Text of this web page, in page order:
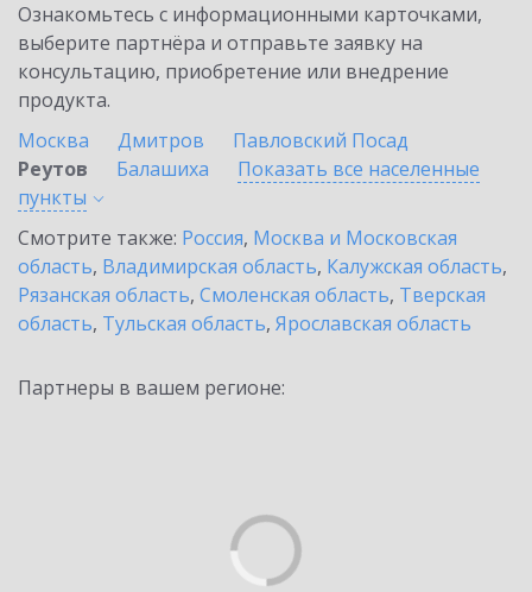
Ознакомьтесь с информационными карточками,
выберите партнёра и отправьте заявку на
консультацию, приобретение или внедрение
продукта.
Москва
Дмитров
Павловский Посад
Реутов
Балашиха
Показать все населенные
пункты
Смотрите также: Россия, Москва и Московская
область, Владимирская область, Калужская область,
Рязанская область, Смоленская область, Тверская
область, Тульская область, Ярославская область
Партнеры в вашем регионе: